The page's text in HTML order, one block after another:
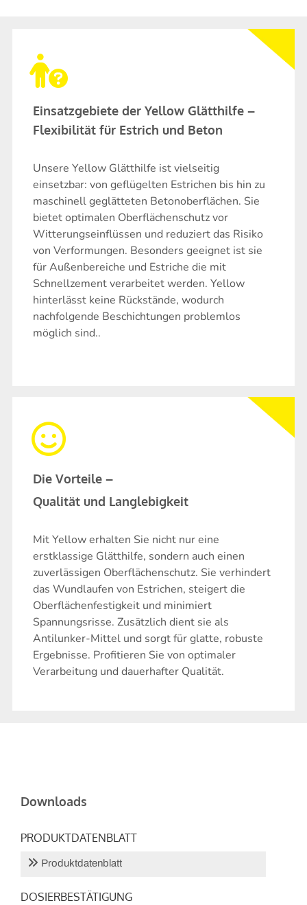
Einsatzgebiete der Yellow Glätthilfe –
Flexibilität für Estrich und Beton
Unsere Yellow Glätthilfe ist vielseitig
einsetzbar: von geflügelten Estrichen bis hin zu
maschinell geglätteten Betonoberflächen. Sie
bietet optimalen Oberflächenschutz vor
Witterungseinflüssen und reduziert das Risiko
von Verformungen. Besonders geeignet ist sie
für Außenbereiche und Estriche die mit
Schnellzement verarbeitet werden. Yellow
hinterlässt keine Rückstände, wodurch
nachfolgende Beschichtungen problemlos
möglich sind..
Die Vorteile –
Qualität und Langlebigkeit
Mit Yellow erhalten Sie nicht nur eine
erstklassige Glätthilfe, sondern auch einen
zuverlässigen Oberflächenschutz. Sie verhindert
das Wundlaufen von Estrichen, steigert die
Oberflächenfestigkeit und minimiert
Spannungsrisse. Zusätzlich dient sie als
Antilunker-Mittel und sorgt für glatte, robuste
Ergebnisse. Profitieren Sie von optimaler
Verarbeitung und dauerhafter Qualität.
Downloads
PRODUKTDATENBLATT
Produktdatenblatt
DOSIERBESTÄTIGUNG